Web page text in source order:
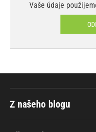
Vaše údaje
Z našeho blogu